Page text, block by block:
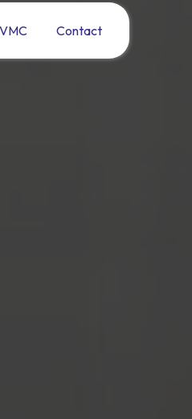
Contact